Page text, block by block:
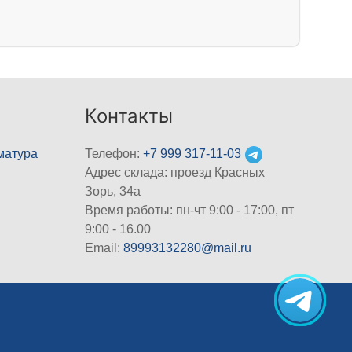
Контакты
Телефон:+7 999 317-11-03
Адрес склада: проезд Красных
Зорь, 34а
Время работы: пн-чт 9:00 - 17:00, пт
9:00 - 16.00
Email:89993132280@mail.ru